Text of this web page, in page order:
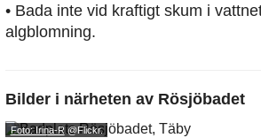
• Bada inte vid kraftigt skum i
algblomning.
Bilder i närheten av Rösjöbadet
Foto: Irina-R@Flickr.